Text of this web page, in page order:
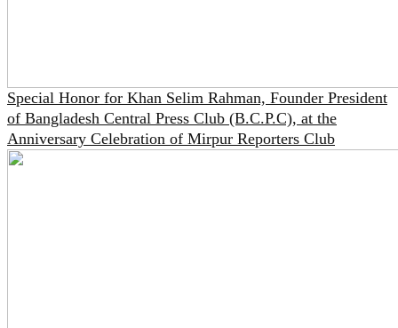
Special Honor for Khan Selim Rahman, Founder President
of Bangladesh Central Press Club (B.C.P.C), at the
Anniversary Celebration of Mirpur Reporters Club